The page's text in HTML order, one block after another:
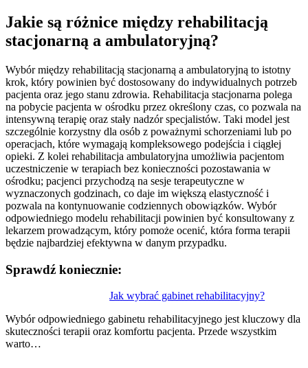
Jakie są różnice między rehabilitacją
stacjonarną a ambulatoryjną?
Wybór między rehabilitacją stacjonarną a ambulatoryjną to istotny
krok, który powinien być dostosowany do indywidualnych potrzeb
pacjenta oraz jego stanu zdrowia. Rehabilitacja stacjonarna polega
na pobycie pacjenta w ośrodku przez określony czas, co pozwala na
intensywną terapię oraz stały nadzór specjalistów. Taki model jest
szczególnie korzystny dla osób z poważnymi schorzeniami lub po
operacjach, które wymagają kompleksowego podejścia i ciągłej
opieki. Z kolei rehabilitacja ambulatoryjna umożliwia pacjentom
uczestniczenie w terapiach bez konieczności pozostawania w
ośrodku; pacjenci przychodzą na sesje terapeutyczne w
wyznaczonych godzinach, co daje im większą elastyczność i
pozwala na kontynuowanie codziennych obowiązków. Wybór
odpowiedniego modelu rehabilitacji powinien być konsultowany z
lekarzem prowadzącym, który pomoże ocenić, która forma terapii
będzie najbardziej efektywna w danym przypadku.
Sprawdź koniecznie:
Jak wybrać gabinet rehabilitacyjny?
Wybór odpowiedniego gabinetu rehabilitacyjnego jest kluczowy dla
skuteczności terapii oraz komfortu pacjenta. Przede wszystkim
warto…
wpisu